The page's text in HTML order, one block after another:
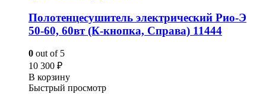
Полотенцесушитель электрический Рио-Э
50-60, 60вт (К-кнопка, Справа) 11444
0 out of 5
10 300 ₽
В корзину
Быстрый просмотр